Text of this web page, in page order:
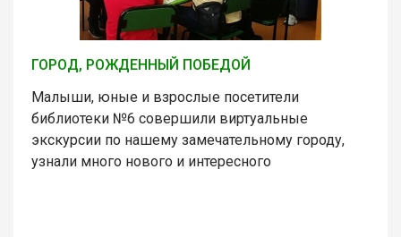
ГОРОД, РОЖДЕННЫЙ ПОБЕДОЙ
Малыши, юные и взрослые посетители
библиотеки №6 совершили виртуальные
экскурсии по нашему замечательному городу,
узнали много нового и интересного